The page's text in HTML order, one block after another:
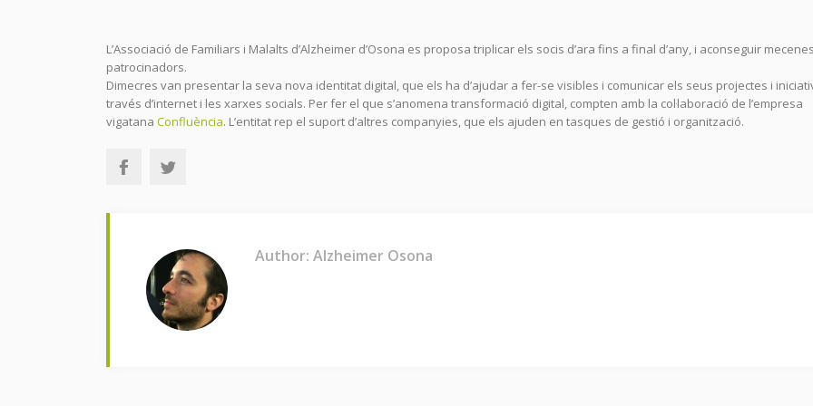
L’Associació de Familiars i Malalts d’Alzheimer d’Osona es proposa triplicar els socis d’ara fins a final d’any, i aconseguir
patrocinadors.
Dimecres van presentar la seva nova identitat digital, que els ha d’ajudar a fer-se visibles i comunicar els seus projectes i
través d’internet i les xarxes socials. Per fer el que s’anomena transformació digital, compten amb la col·laboració de l’empresa
vigatana Confluència. L’entitat rep el suport d’altres companyies, que els ajuden en tasques de gestió i organització.
Author: Alzheimer Osona